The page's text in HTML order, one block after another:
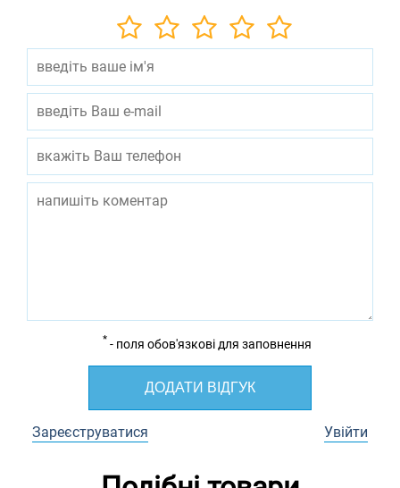
* - поля обов'язкові для заповнення
ДОДАТИ ВІДГУК
Зареєструватися Увійти